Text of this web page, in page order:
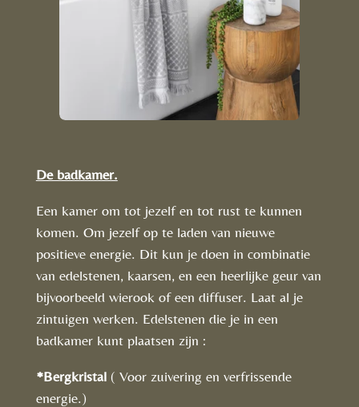
De badkamer.
Een kamer om tot jezelf en tot rust te kunnen
komen. Om jezelf op te laden van nieuwe
positieve energie. Dit kun je doen in combinatie
van edelstenen, kaarsen, en een heerlijke geur van
bijvoorbeeld wierook of een diffuser. Laat al je
zintuigen werken. Edelstenen die je in een
badkamer kunt plaatsen zijn :
*Bergkristal( Voor zuivering en verfrissende
energie.)